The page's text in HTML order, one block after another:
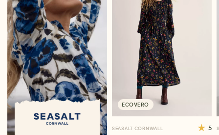
ECOVERO
SEASALT CORNWALL 5